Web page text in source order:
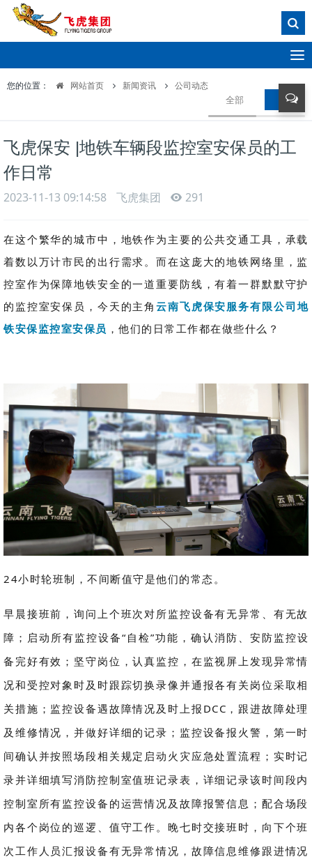
T
o
g
g
l
t
i
o
n
您的位置： 网站首页 新闻资讯 公司动态
全部 公司动
飞虎保安 |地铁车辆段监控室安保员的工
作日常
2023-11-13 09:14:58 飞虎集团 291
在这个繁华的城市中，地铁作为主要的公共交通工具，承载
着数以万计市民的出行需求。而在这庞大的地铁网络里，监
控室作为保障地铁安全的一道重要防线，有着一群默默守护
的监控室安保员，今天的主角云南飞虎保安服务有限公司地
铁安保监控室安保员 ，他们的日常工作都在做些什么？
24小时轮班制，不间断值守是他们的常态。
早晨接班前，询问上个班次对所监控设备有无异常、有无故
障；启动所有监控设备“自检”功能，确认消防、安防监控设
备完好有效；坚守岗位，认真监控，在监视屏上发现异常情
况和受控对象时及时跟踪切换录像并通报各有关岗位采取相
关措施；监控设备遇故障情况及时上报DCC，跟进故障处理
及维修情况，并做好详细的记录；监控设备报火警，第一时
间确认并按照场段相关规定启动火灾应急处置流程；实时记
录并详细填写消防控制室值班记录表，详细记录该时间段内
控制室所有监控设备的运营情况及故障报警信息；配合场段
内各个岗位的巡逻、值守工作。晚七时交接班时，向下个班
次工作人员汇报设备有无异常情况，故障信息维修跟进情况